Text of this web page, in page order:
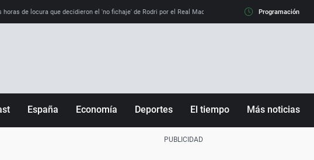
horas de locura que decidieron el 'no fichaje' de Rodri por el Real Madrid y su 'sí' al Barça La llamada
Programación
España Economía Deportes El tiempo Más noticias